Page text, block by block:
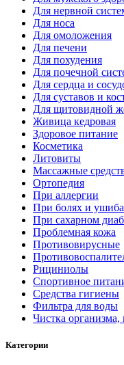
Для нервной
Для носа
Для омоложения
Для печени
Для похудения
Для почечной
Для сердца и
Для суставов и
Для щитовидной
Живица кедровая
Здоровое питание
Косметика
Литовиты
Массажные
Ортопедия
При аллергии
При болях и
При сахарном
Проблемная кожа
Противовирусные
Рициниолы
Спортивное
Средства гигиены
Фильтра для воды
Чистка
Категории